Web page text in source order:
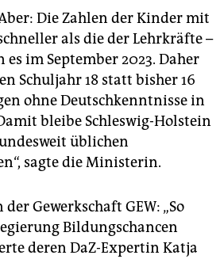
Die Zahlen der Kinder mit
als die der Lehrkräfte –
im September 2023. Daher
Schuljahr 18 statt bisher 16
ohne Deutschkenntnisse in
bleibe Schleswig-Holstein
üblichen
sagte die Ministerin.
Gewerkschaft GEW: „So
Bildungschancen
deren DaZ-Expertin Katja